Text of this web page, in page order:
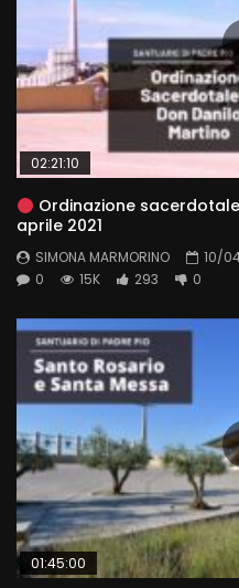
02:21:10
Ordinazione
aprile 2021
SIMONA MARMORINO
10/
0
15K 293 0
01:45:00